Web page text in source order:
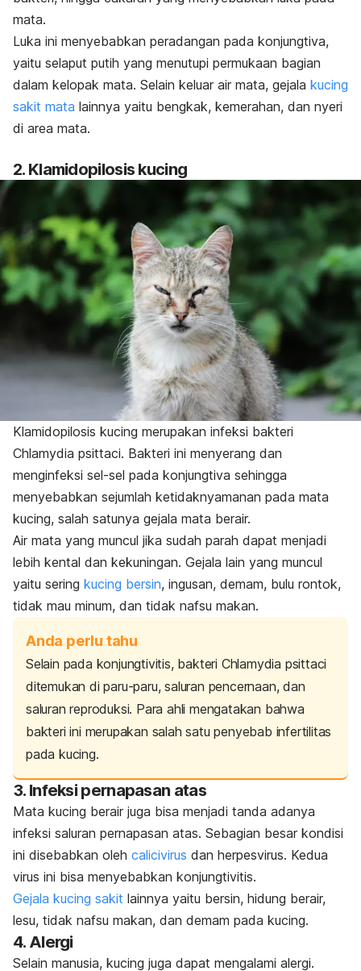
mata.
Luka ini menyebabkan peradangan pada konjungtiva,
yaitu selaput putih yang menutupi permukaan bagian
dalam kelopak mata. Selain keluar air mata, gejala kucing
sakit mata lainnya yaitu bengkak, kemerahan, dan nyeri
di area mata.
2. Klamidopilosis kucing
Klamidopilosis kucing merupakan infeksi bakteri
Chlamydia psittaci. Bakteri ini menyerang dan
menginfeksi sel-sel pada konjungtiva sehingga
menyebabkan sejumlah ketidaknyamanan pada mata
kucing, salah satunya gejala mata berair.
Air mata yang muncul jika sudah parah dapat menjadi
lebih kental dan kekuningan. Gejala lain yang muncul
yaitu sering kucing bersin, ingusan, demam, bulu rontok,
tidak mau minum, dan tidak nafsu makan.
Anda perlu tahu
Selain pada konjungtivitis, bakteri Chlamydia psittaci
ditemukan di paru-paru, saluran pencernaan, dan
saluran reproduksi. Para ahli mengatakan bahwa
bakteri ini merupakan salah satu penyebab infertilitas
pada kucing.
3. Infeksi pernapasan atas
Mata kucing berair juga bisa menjadi tanda adanya
infeksi saluran pernapasan atas. Sebagian besar kondisi
ini disebabkan oleh calicivirus dan herpesvirus. Kedua
virus ini bisa menyebabkan konjungtivitis.
Gejala kucing sakit lainnya yaitu bersin, hidung berair,
lesu, tidak nafsu makan, dan demam pada kucing.
4. Alergi
Selain manusia, kucing juga dapat mengalami alergi.